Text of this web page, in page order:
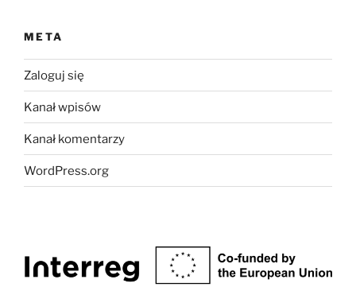
META
Zaloguj się
Kanał wpisów
Kanał komentarzy
WordPress.org